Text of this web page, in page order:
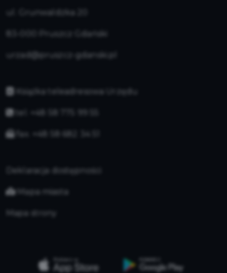
ul. Grunwaldzka 20
83-000 Pruszcz Gdański
urzad@pruszcz-gdanski.pl
Książka teleadresowa Urzędu
Deklaracja dostępności
Mapa miasta
Mapa strony